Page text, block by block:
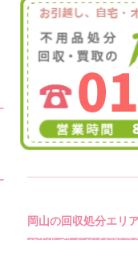
岡山の回収処分エリ